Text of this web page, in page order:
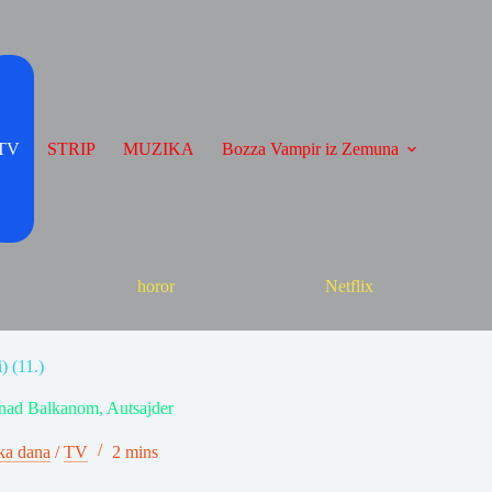
STRIP MUZIKA Bozza Vampir iz Zemuna
horor Netflix
(11.)
Balkanom, Autsajder
dana /TV 2 mins